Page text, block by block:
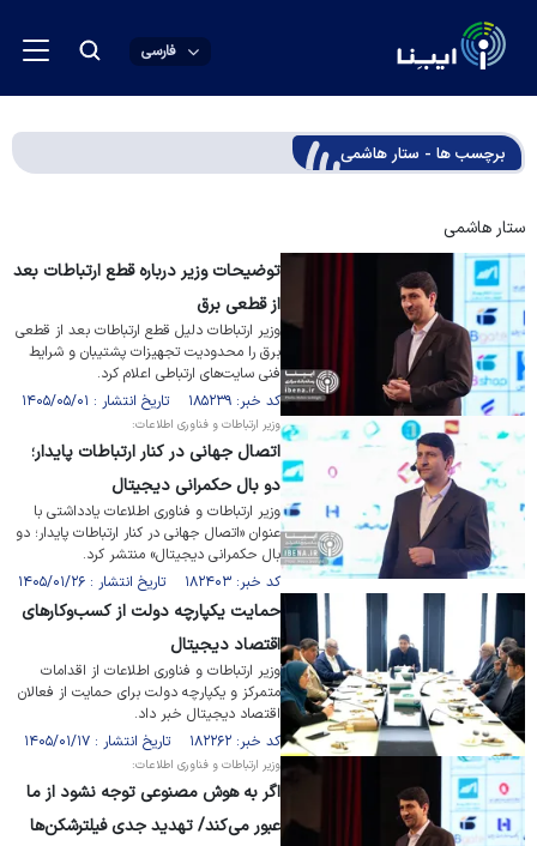
فارسی
برچسب ها - ستار هاشمی
ستار هاشمی
توضیحات وزیر درباره قطع ارتباطات بعد
از قطعی برق
وزیر ارتباطات دلیل قطع ارتباطات بعد از قطعی
برق را محدودیت تجهیزات پشتیبان و شرایط
فنی سایت‌های ارتباطی اعلام کرد.
کد خبر: ۱۸۵۲۳۹ تاریخ انتشار : ۱۴۰۵/۰۵/۰۱
وزیر ارتباطات و فناوری اطلاعات:
اتصال جهانی در کنار ارتباطات پایدار؛
دو بال حکمرانی دیجیتال
وزیر ارتباطات و فناوری اطلاعات یادداشتی با
عنوان «اتصال جهانی در کنار ارتباطات پایدار؛ دو
بال حکمرانی دیجیتال» منتشر کرد.
کد خبر: ۱۸۲۴۰۳ تاریخ انتشار : ۱۴۰۵/۰۱/۲۶
حمایت یکپارچه دولت از کسب‌وکار‌های
اقتصاد دیجیتال
وزیر ارتباطات و فناوری اطلاعات از اقدامات
متمرکز و یکپارچه دولت برای حمایت از فعالان
اقتصاد دیجیتال خبر داد.
کد خبر: ۱۸۲۲۶۲ تاریخ انتشار : ۱۴۰۵/۰۱/۱۷
وزیر ارتباطات و فناوری اطلاعات:
اگر به هوش مصنوعی ‎توجه نشود از ما
عبور می‌کند/ تهدید جدی فیلترشکن‌ها